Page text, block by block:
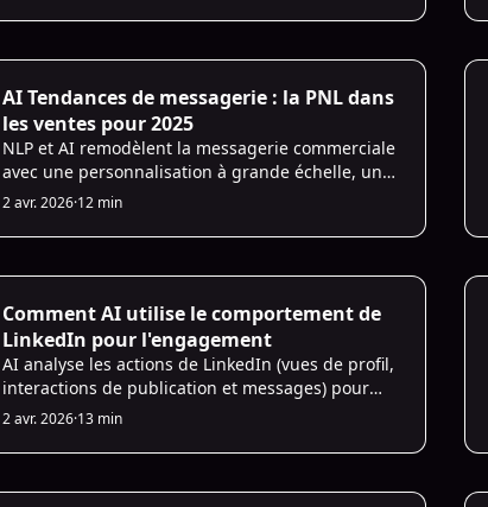
AI Sales Infrastructure
AI Tendances de messagerie : la PNL dans
les ventes pour 2025
NLP et AI remodèlent la messagerie commerciale
avec une personnalisation à grande échelle, une
détection des intentions, une analyse des
performances mesurables d'ici 2025.
2 avr. 2026·12 min
AI Sales Infrastructure
Comment AI utilise le comportement de
LinkedIn pour l'engagement
AI analyse les actions de LinkedIn (vues de profil,
interactions de publication et messages) pour
marquer des prospects, personnaliser la
notant les risques.
2 avr. 2026·13 min